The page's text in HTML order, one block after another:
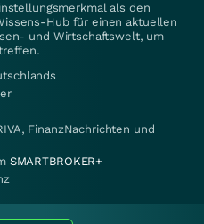
als den
Hub für einen aktuellen
und Wirtschaftswelt, um
FinanzNachrichten und
SMARTBROKER+